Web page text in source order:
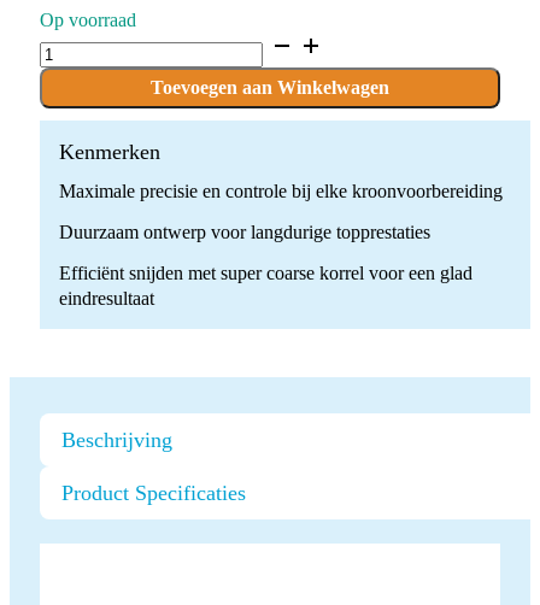
Op voorraad
D.807.023.SG.FG
x
Boren
quantity
Toevoegen aan Winkelwagen
Kenmerken
Maximale precisie en controle bij elke kroonvoorbereiding
Duurzaam ontwerp voor langdurige topprestaties
Efficiënt snijden met super coarse korrel voor een glad
eindresultaat
Beschrijving
Product Specificaties